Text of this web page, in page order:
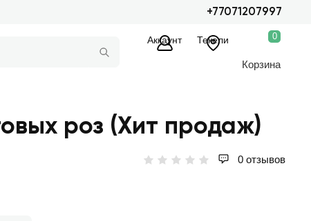
+77071207997
Аккаунт Текели 0
Корзина
роз (Хит продаж)
0 отзывов